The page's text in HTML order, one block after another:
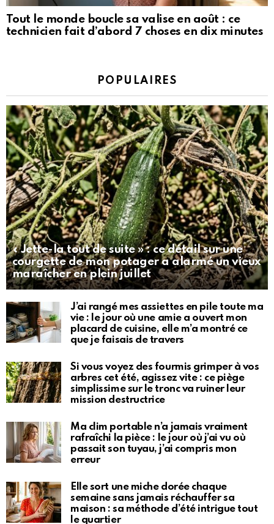
Tout le monde boucle sa valise en août : ce
technicien fait d’abord 7 choses en dix minutes
POPULAIRES
« Jette-la tout de suite » : ce détail sur une
courgette de mon potager a alarmé un vieux
maraîcher en plein juillet
J’ai rangé mes assiettes en pile toute ma
vie : le jour où une amie a ouvert mon
placard de cuisine, elle m’a montré ce
que je faisais de travers
Si vous voyez des fourmis grimper à vos
arbres cet été, agissez vite : ce piège
simplissime sur le tronc va ruiner leur
mission destructrice
Ma clim portable n’a jamais vraiment
rafraîchi la pièce : le jour où j’ai vu où
passait son tuyau, j’ai compris mon
erreur
Elle sort une miche dorée chaque
semaine sans jamais réchauffer sa
maison : sa méthode d’été intrigue tout
le quartier